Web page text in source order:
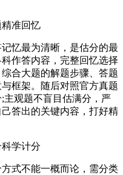
准回忆
忆最为清晰，是估分的最
作答内容，完整回忆选择
合大题的解题步骤、答题
框架。随后对照官方真题
主观题不盲目估满分，严
答出的关键内容，打好精
学计分
式不能一概而论，需分类